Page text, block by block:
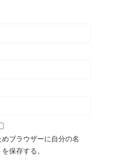
ブラウザーに自分の名
保存する。